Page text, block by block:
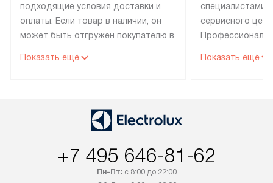
подходящие условия доставки и
оплаты. Если товар в наличии, он
может быть отгружен покупателю в
специальным лейблом
оплачивается дополнительно.
Возможна доставка товаров по
Показать ещё
специалистами
сервисного
эксплуатации
Показать ещё
+7 495 646-81-62
Пн-Пт:с 8:00 до 22:00